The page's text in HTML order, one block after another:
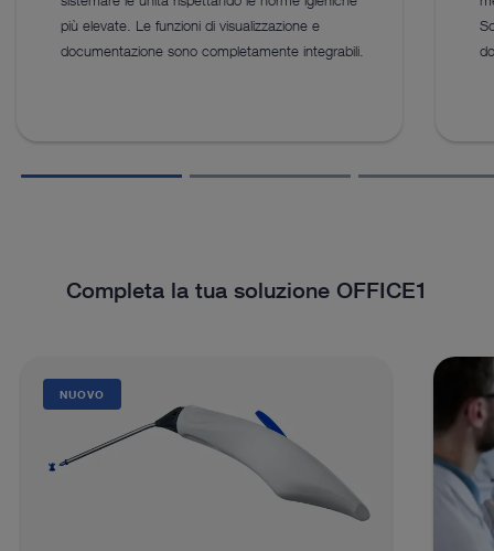
più elevate. Le funzioni di visualizzazione e
documentazione sono completamente integrabili.
Completa la tua soluzione OFFICE1
NUOVO